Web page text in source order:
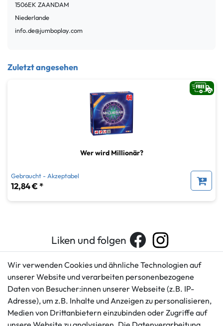
1506EK ZAANDAM
Niederlande
info.de@jumboplay.com
Zuletzt angesehen
Wer wird Millionär?
Gebraucht - Akzeptabel
12,84 € *
Liken und folgen
Kundenservice
+49 421 596586
Mo. - Fr. 9 - 16 Uhr
Rechtliches
AGB
Impressum
Datenschutzerklärung
Wir verwenden Cookies und ähnliche Technologien auf
unserer Website und verarbeiten personenbezogene
Daten von Besucher:innen unserer Webseite (z.B. IP-
Adresse), um z.B. Inhalte und Anzeigen zu personalisieren,
Medien von Drittanbietern einzubinden oder Zugriffe auf